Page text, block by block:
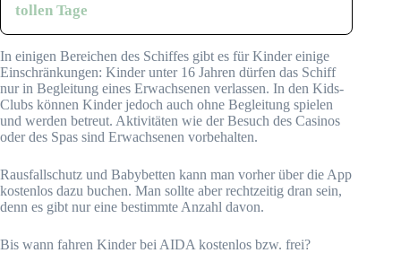
tollen Tage
In einigen Bereichen des Schiffes gibt es für Kinder einige
Einschränkungen: Kinder unter 16 Jahren dürfen das Schiff
nur in Begleitung eines Erwachsenen verlassen. In den Kids-
Clubs können Kinder jedoch auch ohne Begleitung spielen
und werden betreut. Aktivitäten wie der Besuch des Casinos
oder des Spas sind Erwachsenen vorbehalten.
Rausfallschutz und Babybetten kann man vorher über die App
kostenlos dazu buchen. Man sollte aber rechtzeitig dran sein,
denn es gibt nur eine bestimmte Anzahl davon.
Bis wann fahren Kinder bei AIDA kostenlos bzw. frei?